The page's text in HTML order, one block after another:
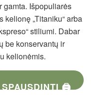
gamta. Išpopuliarės
„Titaniku“ arba
stiliumi. Dabar
be konservantų ir
kelionėmis.
SPAUSDINTI 🖨